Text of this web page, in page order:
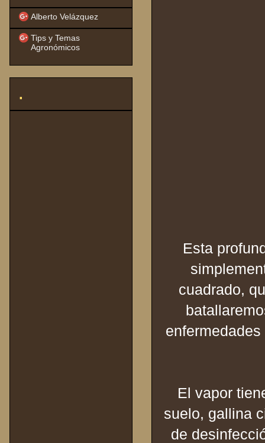
Esta
cuadrado,
El vapor
suelo, gallina
de
Alberto Velázquez
Tips y Temas
Agronómicos
.